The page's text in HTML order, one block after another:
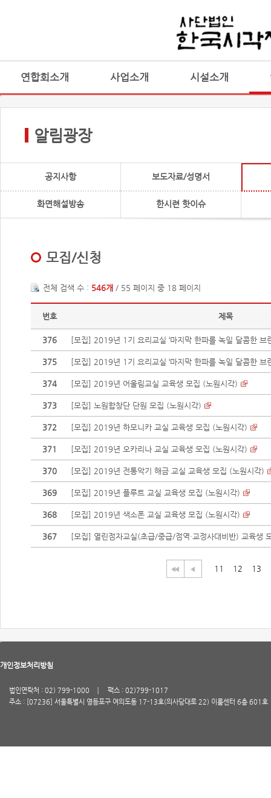
연합회소개 사업소개 시설소개
알림광장
공지사항 보도자료/성명서
화면해설방송 한시련 핫이슈
모집/신청
전체 검색 수 : 546개 / 55 페이지 중 18 페이지
번호 제목
376 [모집] 2019년 1기 요리교실 ‘마지막 한파를 녹일 달콤한 브
375 [모집] 2019년 1기 요리교실 ‘마지막 한파를 녹일 달콤한 브
374 [모집] 2019년 어울림교실 교육생 모집 (노원시각)
373 [모집] 노원합창단 단원 모집 (노원시각)
372 [모집] 2019년 하모니카 교실 교육생 모집 (노원시각)
371 [모집] 2019년 오카리나 교실 교육생 모집 (노원시각)
370 [모집] 2019년 전통악기 해금 교실 교육생 모집 (노원시각)
369 [모집] 2019년 플루트 교실 교육생 모집 (노원시각)
368 [모집] 2019년 색소폰 교실 교육생 모집 (노원시각)
367 [모집] 열린점자교실(초급/중급/점역·교정사대비반) 교육생
11 12 13
개인정보처리방침
법인연락처 : 02) 799-1000
팩스 : 02)799-1017
주소 : [07236] 서울특별시 영등포구 여의도동 17-13호(의사당대로 22) 이룸센터 6층 601호